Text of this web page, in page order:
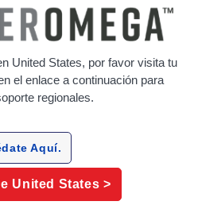
Tabla
Por
United States, por favor visita tu
el enlace a continuación para
regionales.
Aquí.
United States >